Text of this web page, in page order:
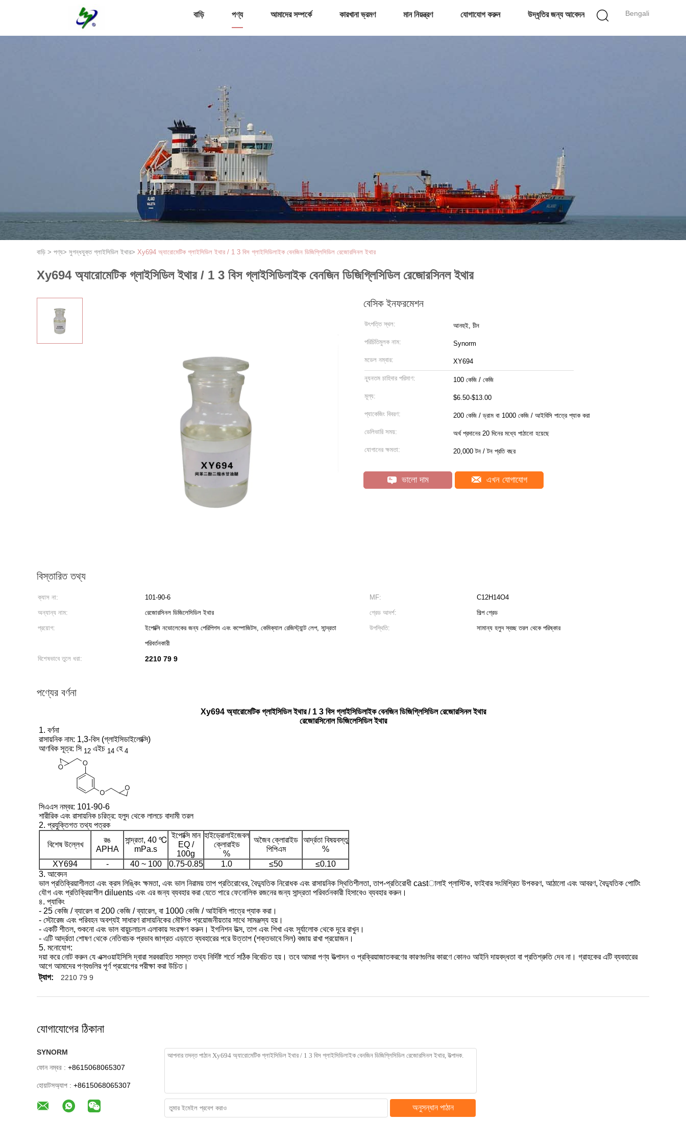
Bengali
বাড়ি পণ্য আমাদের সম্পর্কে কারখানা ভ্রমণ মান নিয়ন্ত্রণ যোগাযোগ করুন উদ্ধৃতির জন্য আবেদন
বাড়ি > পণ্য> সুগন্ধযুক্ত গ্লাইসিডিল ইথার> Xy694 অ্যারোমেটিক গ্লাইসিডিল ইথার / 1 3 বিস গ্লাইসিডিলাইক বেনজিন ডিজিগ্লিসিডিল রেজোরসিনল ইথার
Xy694 অ্যারোমেটিক গ্লাইসিডিল ইথার / 1 3 বিস গ্লাইসিডিলাইক বেনজিন ডিজিগ্লিসিডিল রেজোরসিনল ইথার
বেসিক ইনফরমেশন
উৎপত্তি স্থল: আনহুই, চীন
পরিচিতিমুলক নাম: Synorm
মডেল নম্বার: XY694
ন্যূনতম চাহিদার পরিমাণ: 100 কেজি / কেজি
মূল্য: $6.50-$13.00
প্যাকেজিং বিবরণ: 200 কেজি / ড্রাম বা 1000 কেজি / আইবিসি পাত্রে প্যাক করা
ডেলিভারি সময়: অর্থ প্রদানের 20 দিনের মধ্যে পাঠানো হয়েছে
যোগানের ক্ষমতা: 20,000 টন / টন প্রতি বছর
ভালো দাম এখন যোগাযোগ
বিস্তারিত তথ্য
ক্যাস না: 101-90-6 MF:
C12H14O4
অন্যান্য নাম:
রেজোরসিনল ডিজিলেসিডিল ইথার গ্রেড আদর্শ:
শিল্প গ্রেড
প্রয়োগ:
ইপোক্সি নভোলেকের জন্য পেরিপিগস এবং কম্পোজিটস, কেমিক্যাল রেজিস্ট্যান্ট লেপ, সান্দ্রতা
পরিবর্তনকারী
উপস্থিতি: সামান্য হলুদ স্বচ্ছ তরল থেকে পরিষ্কার
বিশেষভাবে তুলে ধরা: 2210 79 9
পণ্যের বর্ণনা
Xy694 অ্যারোমেটিক গ্লাইসিডিল ইথার / 1 3 বিস গ্লাইসিডিলাইক বেনজিন ডিজিগ্লিসিডিল রেজোরসিনল ইথার
রেজোরসিনোল ডিজিলেসিডিল ইথার
1. বর্ণনা
রাসায়নিক নাম: 1,3-বিস (গ্লাইসিডাইলোক্সি)
আণবিক সূত্র: সি 12 এইচ 14 হে 4
সিএএস নম্বর: 101-90-6
শারীরিক এবং রাসায়নিক চরিত্র: হলুদ থেকে লালচে বাদামী তরল
2. প্রযুক্তিগত তথ্য পত্রক
বিশেষ উল্লেখ
রঙ
APHA
সান্দ্রতা, 40 ℃
mPa.s
ইপোক্সি মান
EQ /
100g
হাইড্রোলাইজেবল
ক্লোরাইড
%
অজৈব ক্লোরাইড
পিপিএম
আর্দ্রতা বিষয়বস্তু
%
XY694
- 40 ~ 100 0.75-0.85 1.0 ≤50
≤0.10
3. আবেদন
ভাল প্রতিক্রিয়াশীলতা এবং ক্রস লিঙ্কিং ক্ষমতা, এবং ভাল নিরাময় তাপ প্রতিরোধের, বৈদ্যুতিক নিরোধক এবং রাসায়নিক স্থিতিশীলতা, তাপ-প্রতিরোধী castালাই প্লাস্টিক, ফাইবার সংমিশ্রিত উপকরণ, আঠালো এবং আবরণ, বৈদ্যুতিক পোটিং
যৌগ এবং প্রতিক্রিয়াশীল diluents এবং এর জন্য ব্যবহার করা যেতে পারে ফেনোলিক রজনের জন্য সান্দ্রতা পরিবর্তনকারী হিসাবেও ব্যবহার করুন।
৪. প্যাকিং
- 25 কেজি / ব্যারেল বা 200 কেজি / ব্যারেল, বা 1000 কেজি / আইবিসি পাত্রে প্যাক করা।
- স্টোরেজ এবং পরিবহন অবশ্যই সাধারণ রাসায়নিকের মৌলিক প্রয়োজনীয়তার সাথে সামঞ্জস্য হয়।
- একটি শীতল, শুকনো এবং ভাল বায়ুচলাচল এলাকায় সংরক্ষণ করুন। ইগনিশন উত্স, তাপ এবং শিখা এবং সূর্যালোক থেকে দূরে রাখুন।
- এটি আর্দ্রতা শোষণ থেকে নেতিবাচক প্রভাব জাগ্রত এড়াতে ব্যবহারের পরে উত্তাপ (শক্তভাবে সিল) বজায় রাখা প্রয়োজন।
5. মনোযোগ:
দয়া করে নোট করুন যে এক্সওয়াইসিসি দ্বারা সরবরাহিত সমস্ত তথ্য নির্দিষ্ট শর্তে সঠিক বিবেচিত হয়। তবে আমরা পণ্য উত্পাদন ও প্রক্রিয়াজাতকরণের কারণগুলির কারণে কোনও আইনি দায়বদ্ধতা বা প্রতিশ্রুতি দেব না। গ্রাহকের এটি ব্যবহারের
আগে আমাদের পণ্যগুলির পূর্ণ প্রয়োগের পরীক্ষা করা উচিত।
ট্যাগ:
2210 79 9
যোগাযোগের ঠিকানা
SYNORM
ফোন নম্বর : +8615068065307
হোয়াটসঅ্যাপ : +8615068065307
অনুসন্ধান পাঠান